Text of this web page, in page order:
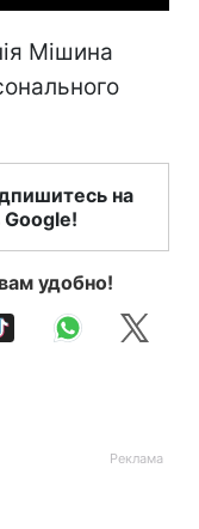
Мішина
на
удобно!